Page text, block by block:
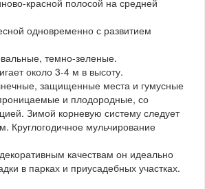
одновременно с развитием
темно-зеленые.
около 3-4 м в высоту.
защищенные места и гумусные
и плодородные, со
Зимой корневую систему следует
Круглогодичное мульчирование
качествам он идеально
в парках и приусадебных участках.